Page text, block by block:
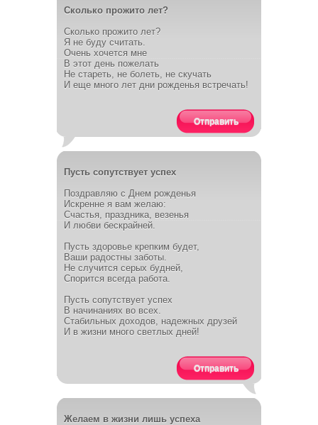
Сколько прожито лет?
Сколько прожито лет?
Я не буду считать.
Очень хочется мне
В этот день пожелать
Не стареть, не болеть, не скучать
И еще много лет дни рожденья встречать!
Отправить
Пусть сопутствует успех
Поздравляю с Днем рожденья
Искренне я вам желаю:
Счастья, праздника, везенья
И любви бескрайней.
Пусть здоровье крепким будет,
Ваши радостны заботы.
Не случится серых будней,
Спорится всегда работа.
Пусть сопутствует успех
В начинаниях во всех.
Стабильных доходов, надежных друзей
И в жизни много светлых дней!
Отправить
Желаем в жизни лишь успеха